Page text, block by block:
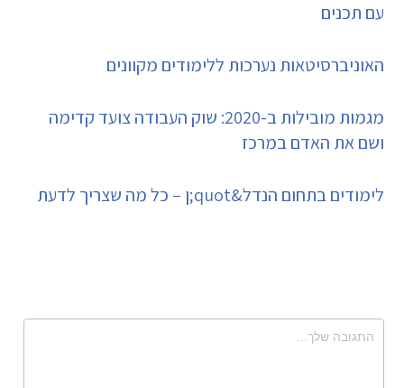
עם תכנים
האוניברסיטאות נערכות ללימודים מקוונים
מגמות מובילות ב-2020: שוק העבודה צועד קדימה
ושם את האדם במרכז
לימודים בתחום הנדל&quot;ן – כל מה שצריך לדעת